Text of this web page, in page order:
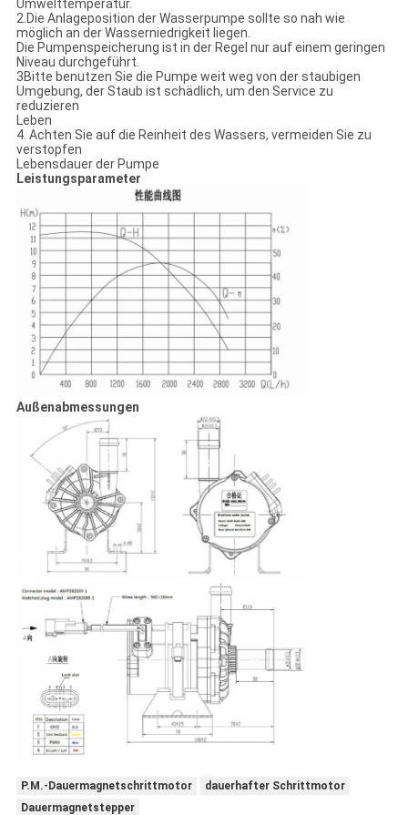
Umwelttemperatur.
2.Die Anlageposition der Wasserpumpe sollte so nah wie
möglich an der Wasserniedrigkeit liegen.
Die Pumpenspeicherung ist in der Regel nur auf einem geringen
Niveau durchgeführt.
3Bitte benutzen Sie die Pumpe weit weg von der staubigen
Umgebung, der Staub ist schädlich, um den Service zu
reduzieren
Leben
4. Achten Sie auf die Reinheit des Wassers, vermeiden Sie zu
verstopfen
Lebensdauer der Pumpe
Leistungsparameter
Außenabmessungen
P.M.-Dauermagnetschrittmotor
dauerhafter Schrittmotor
Dauermagnetstepper